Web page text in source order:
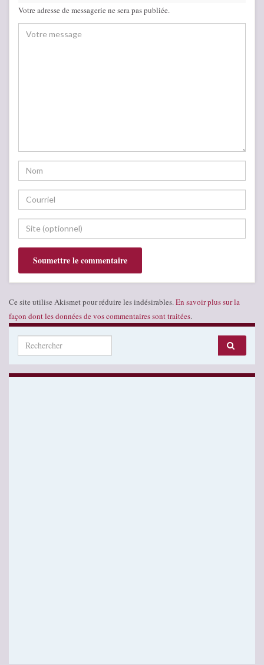
Votre adresse de messagerie ne sera pas publiée.
Ce site utilise Akismet pour réduire les indésirables. En savoir plus sur la
façon dont les données de vos commentaires sont traitées.
Search for: